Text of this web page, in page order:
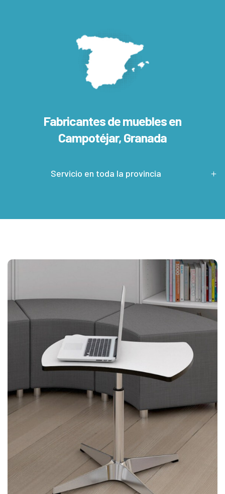
Fabricantes de muebles en
Campotéjar, Granada
Servicio en toda la provincia